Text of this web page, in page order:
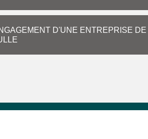
D'UNE ENTREPRISE